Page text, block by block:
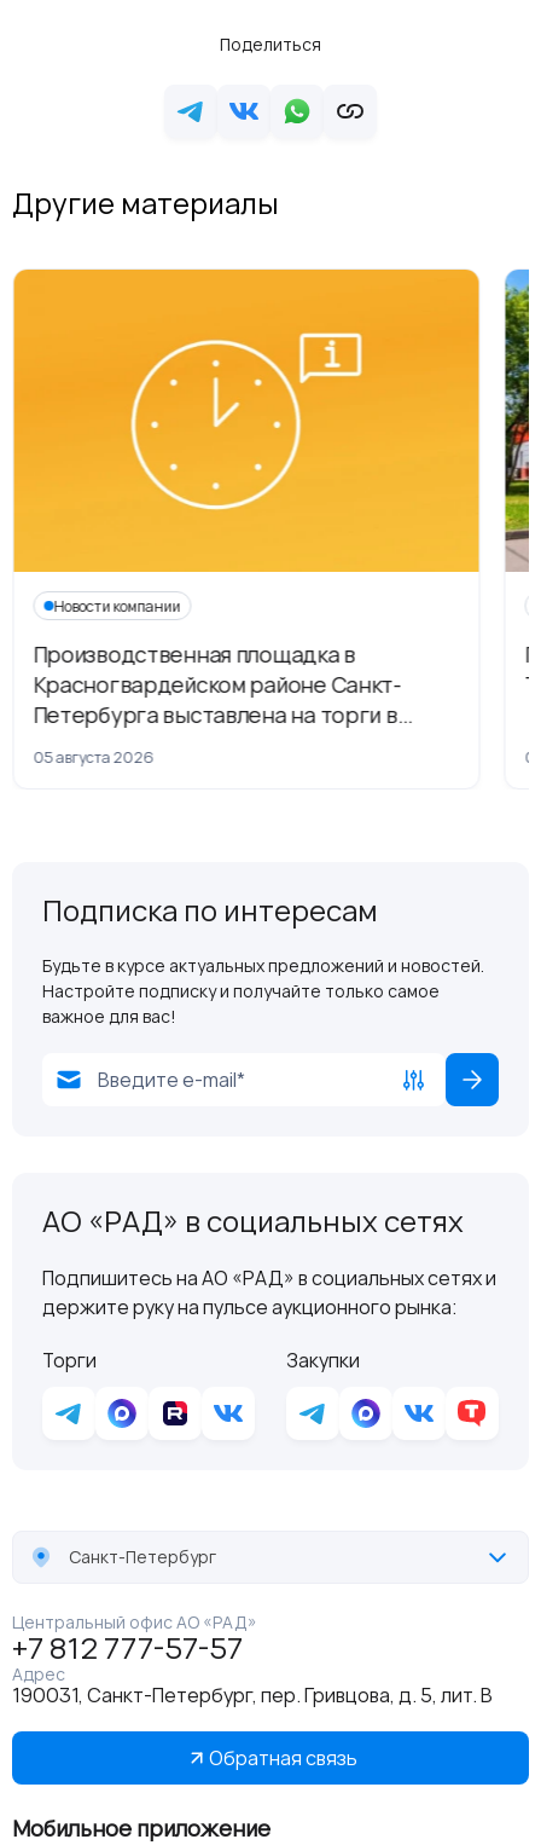
Поделиться
Другие материалы
Новости компании
Производственная площадка в
Красногвардейском районе Санкт-
Петербурга выставлена на торги в
рамках приватизации
05 августа 2026
Подписка по интересам
Будьте в курсе актуальных предложений и новостей.
Настройте подписку и получайте только самое
важное для вас!
АО «РАД» в социальных сетях
Подпишитесь на АО «РАД» в социальных сетях и
держите руку на пульсе аукционного рынка:
Торги
Закупки
Санкт-Петербург
Центральный офис АО «РАД»
+7 812 777-57-57
Адрес
190031, Санкт-Петербург, пер. Гривцова, д. 5, лит. В
Обратная связь
Мобильное приложение